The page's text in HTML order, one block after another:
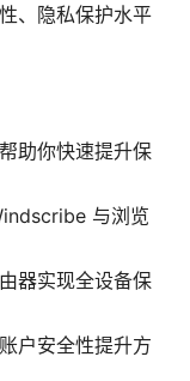
、隐私保护水平
助你快速提升保
与浏览
器实现全设备保
户安全性提升方